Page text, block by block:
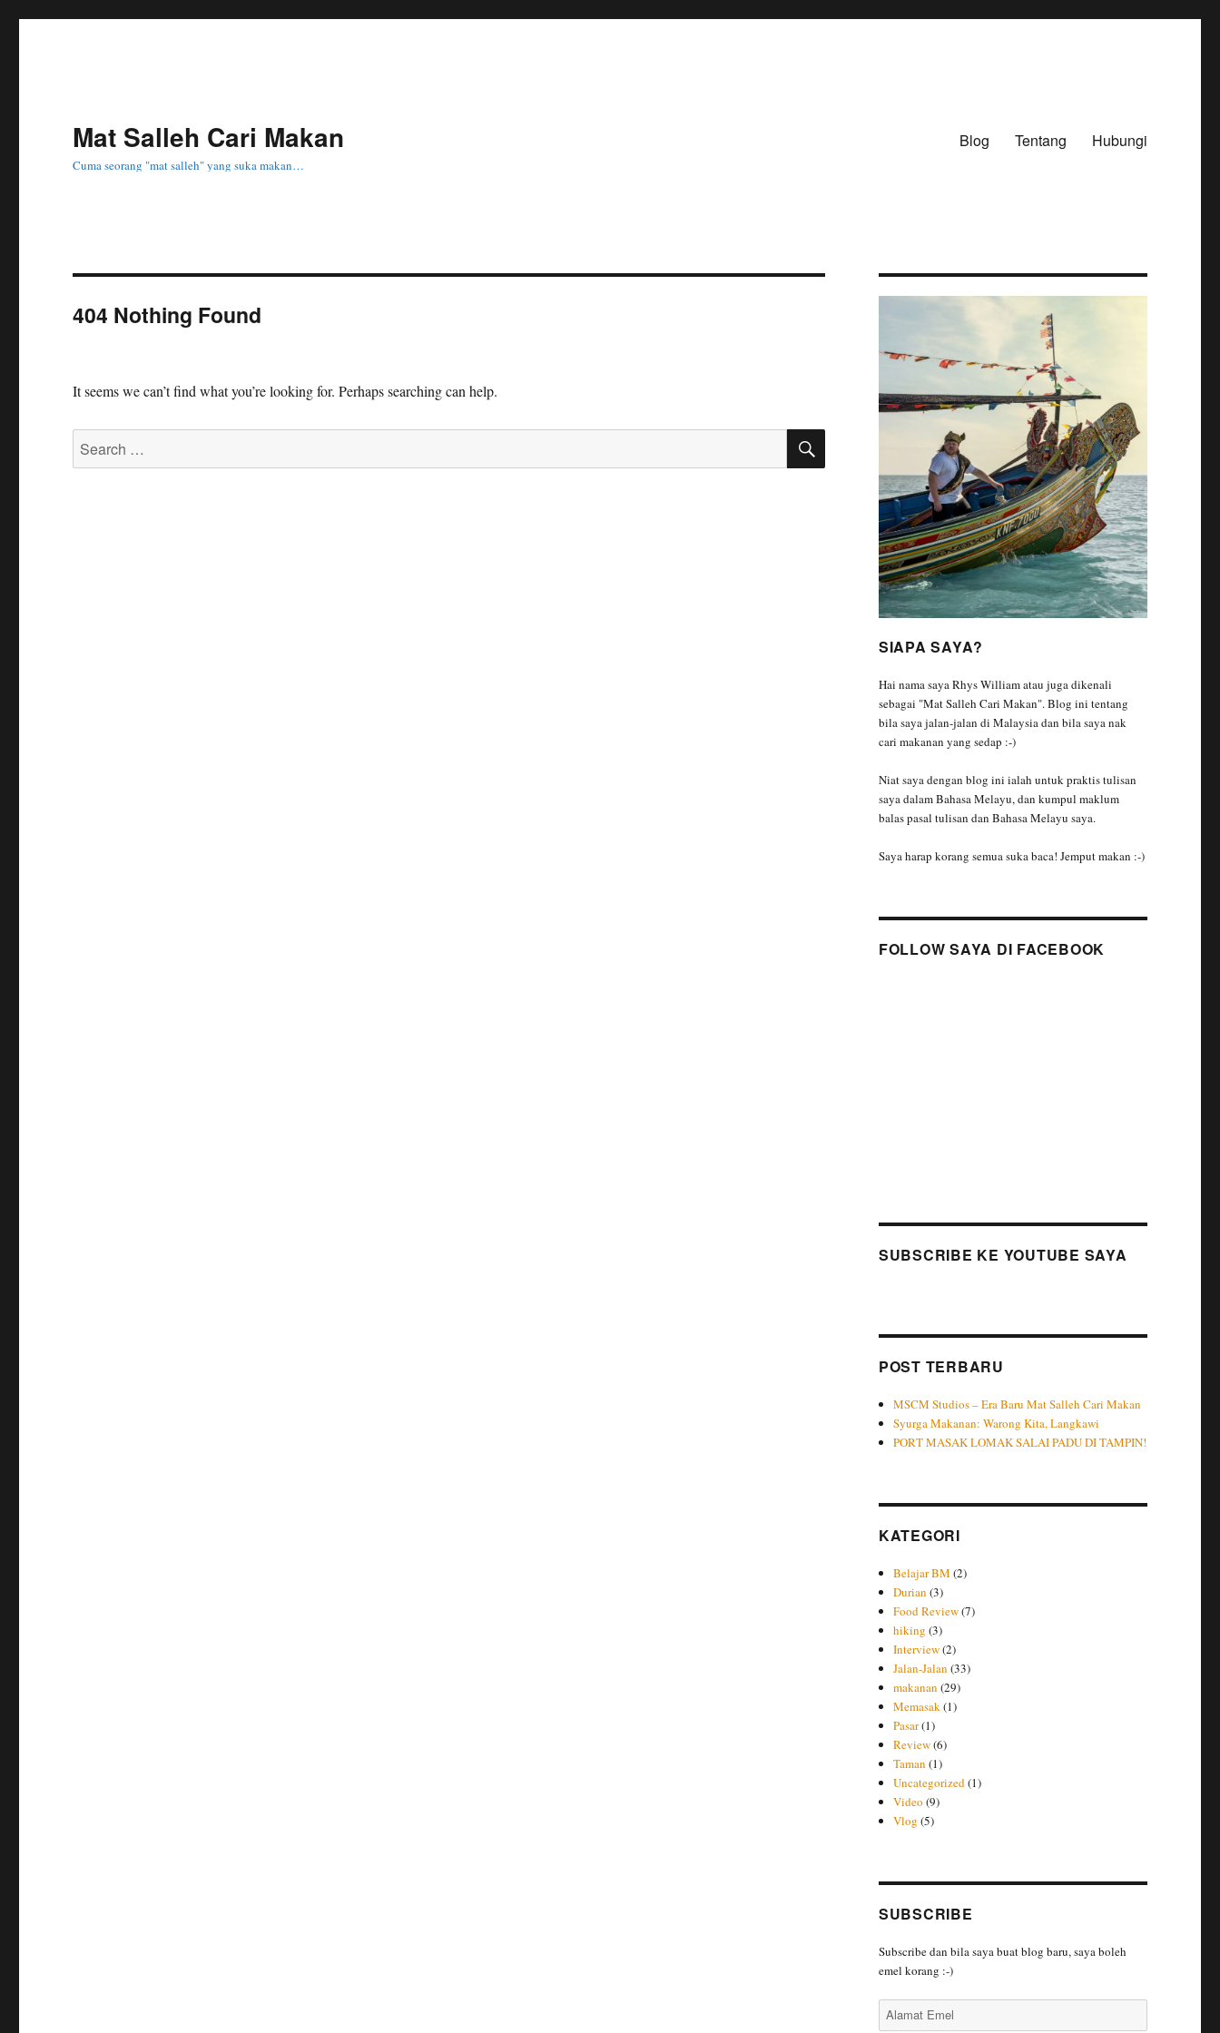
Mat Salleh Cari Makan
Cuma seorang "mat salleh" yang suka makan…
Blog Tentang Hubungi
404 Nothing Found
It seems we can’t find what you’re looking for. Perhaps searching can help.
Search
for:
SEARCH
SIAPA SAYA?
Hai nama saya Rhys William atau juga dikenali
sebagai "Mat Salleh Cari Makan". Blog ini tentang
bila saya jalan-jalan di Malaysia dan bila saya nak
cari makanan yang sedap :-)
Niat saya dengan blog ini ialah untuk praktis tulisan
saya dalam Bahasa Melayu, dan kumpul maklum
balas pasal tulisan dan Bahasa Melayu saya.
Saya harap korang semua suka baca! Jemput makan :-)
FOLLOW SAYA DI FACEBOOK
SUBSCRIBE KE YOUTUBE SAYA
POST TERBARU
MSCM Studios – Era Baru Mat Salleh Cari Makan
Syurga Makanan: Warong Kita, Langkawi
PORT MASAK LOMAK SALAI PADU DI TAMPIN!
KATEGORI
Belajar BM (2)
Durian (3)
Food Review(7)
hiking (3)
Interview(2)
Jalan-Jalan (33)
makanan (29)
Memasak(1)
Pasar(1)
Review(6)
Taman (1)
Uncategorized(1)
Video (9)
Vlog (5)
SUBSCRIBE
Subscribe dan bila saya buat blog baru, saya boleh
emel korang :-)
Alamat
Emel